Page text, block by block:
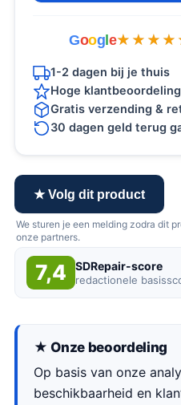
Goog e
1-2 dagen bij je thuis
Hoge klantbeoordeling
Gratis verzending &
30 dagen geld terug
★ Volg dit product
We sturen je een melding zodra dit
onze partners.
7,4 SDRepair-score
redactionele
★ Onze beoordeling
Op basis van onze
beschikbaarheid en